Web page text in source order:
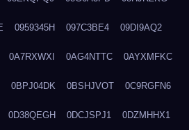
0959345H 097C3BE4 09DI9AQ2
0A7RXWXI 0AG4NTTC 0AYXMFKC
0BPJ04DK 0BSHJVOT 0C9RGFN6
0D38QEGH 0DCJSPJ1 0DZMHHX1